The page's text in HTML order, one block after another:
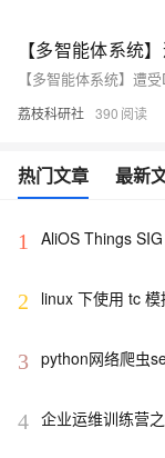
荔枝科研社 390
热门文章 最新
1 AliOS Things
2 linux 下使用 tc
3 python网络爬虫
4 企业运维训练营